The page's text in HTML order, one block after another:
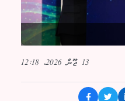
13 ޖޫން 2026، 12:18